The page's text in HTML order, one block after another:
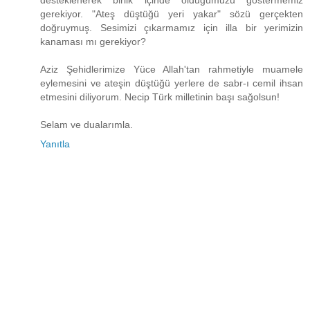
gerekiyor. "Ateş düştüğü yeri yakar" sözü gerçekten
doğruymuş. Sesimizi çıkarmamız için illa bir yerimizin
kanaması mı gerekiyor?
Aziz Şehidlerimize Yüce Allah'tan rahmetiyle muamele
eylemesini ve ateşin düştüğü yerlere de sabr-ı cemil ihsan
etmesini diliyorum. Necip Türk milletinin başı sağolsun!
Selam ve dualarımla.
Yanıtla